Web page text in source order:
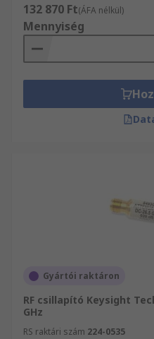
132 870 Ft(ÁFA nélkül)
Mennyiség
Gyártói raktáron
RF csillapító Keysight
GHz
RS raktári szám 224-0535